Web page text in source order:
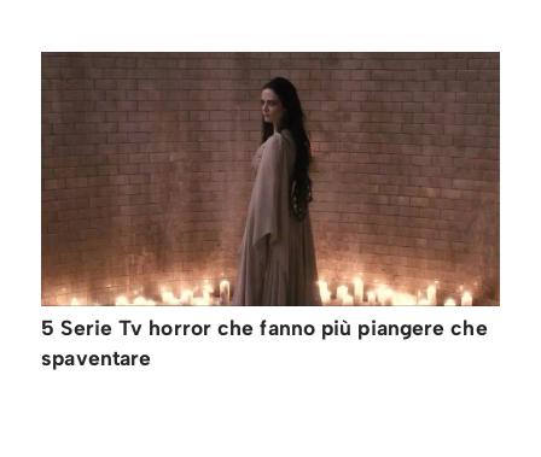
5 Serie Tv horror che fanno più piangere che
spaventare